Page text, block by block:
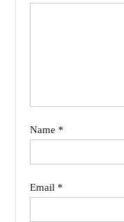
Name *
Email *